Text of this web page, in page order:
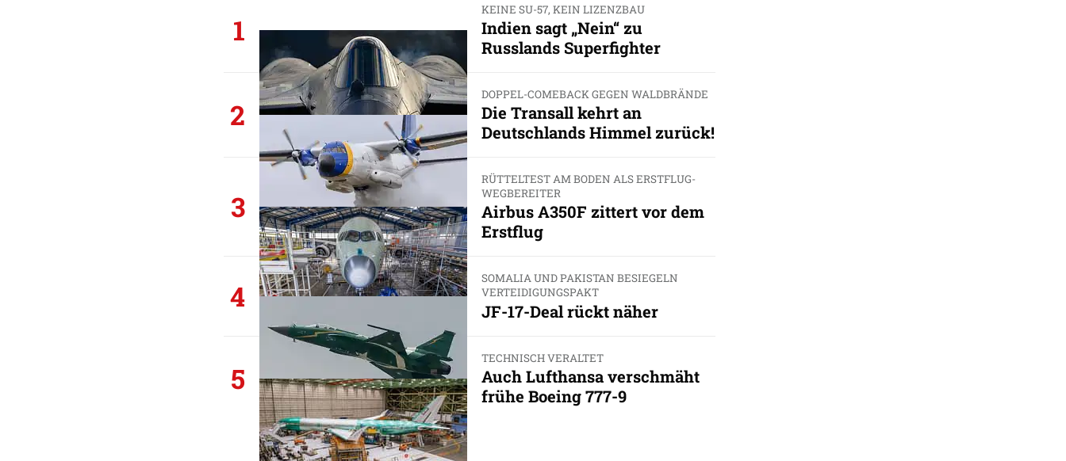
1
KEINE SU-57, KEIN LIZENZBAU
Indien sagt „Nein“ zu
Russlands Superfighter
2
DOPPEL-COMEBACK GEGEN WALDBRÄNDE
Die Transall kehrt an
Deutschlands Himmel zurück!
3
RÜTTELTEST AM BODEN ALS ERSTFLUG-
WEGBEREITER
Airbus A350F zittert vor dem
Erstflug
4
SOMALIA UND PAKISTAN BESIEGELN
VERTEIDIGUNGSPAKT
JF-17-Deal rückt näher
5
TECHNISCH VERALTET
Auch Lufthansa verschmäht
frühe Boeing 777-9